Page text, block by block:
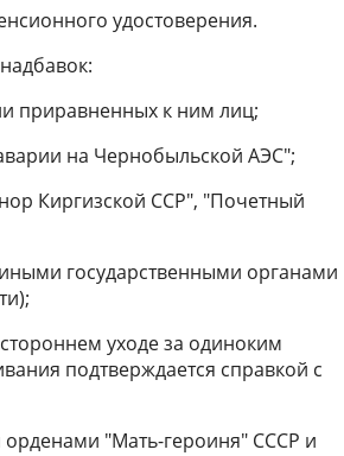
удостоверения.
приравненных к ним лиц;
на Чернобыльской АЭС";
Киргизской ССР", "Почетный
государственными органами
уходе за одиноким
подтверждается справкой с
"Мать-героиня" СССР и